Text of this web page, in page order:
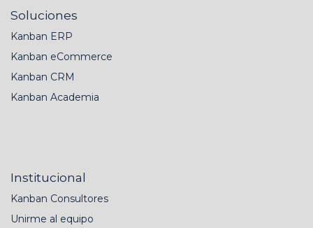
Soluciones
Kanban ERP
Kanban eCommerce
Kanban CRM
Kanban Academia
Institucional
Kanban Consultores
Unirme al equipo